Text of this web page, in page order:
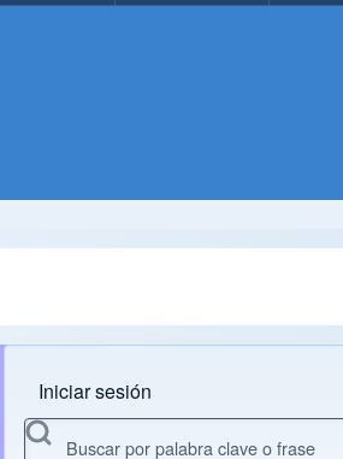
Menu do usuário
Iniciar sesión
Buscar